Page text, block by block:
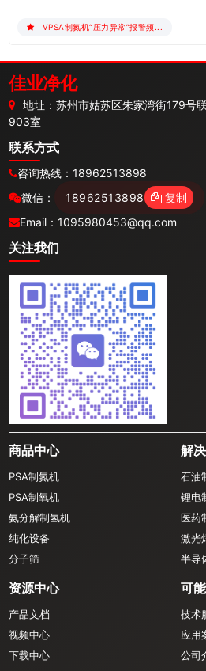
VPSA制氮机“压力异常”报警频...
佳业净化
地址：苏州市姑苏区朱家湾街179号
903室
联系方式
咨询热线：18962513898
微信：
18962513898
复制
Email：1095980453@qq.com
关注我们
商品中心
PSA制氮机
PSA制氧机
氨分解制氢机
纯化设备
分子筛
解
石油
锂电
医药
激光
半导
资源中心
产品文档
视频中心
下载中心
可
技术
应用
公司